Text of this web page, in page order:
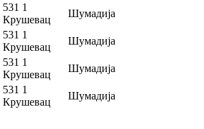
531 1
Крушевац
Шумадија
531 1
Крушевац
Шумадија
531 1
Крушевац
Шумадија
531 1
Крушевац
Шумадија